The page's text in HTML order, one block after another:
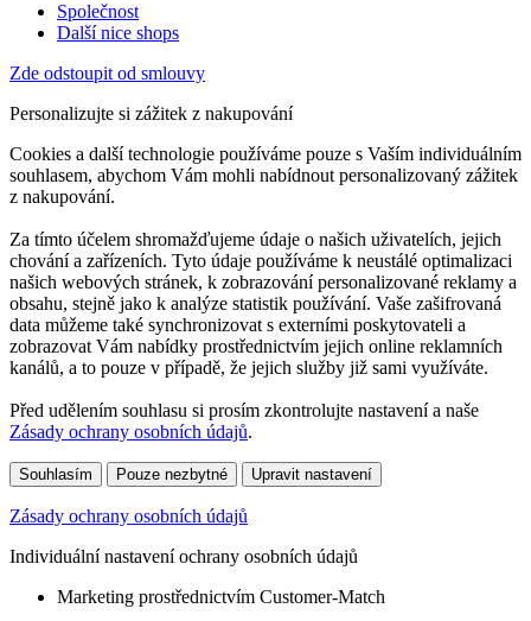
Společnost
Další nice shops
Zde odstoupit od smlouvy
Personalizujte si zážitek z nakupování
Cookies a další technologie používáme pouze s Vaším individuálním
souhlasem, abychom Vám mohli nabídnout personalizovaný zážitek
z nakupování.
Za tímto účelem shromažďujeme údaje o našich uživatelích, jejich
chování a zařízeních. Tyto údaje používáme k neustálé optimalizaci
našich webových stránek, k zobrazování personalizované reklamy a
obsahu, stejně jako k analýze statistik používání. Vaše zašifrovaná
data můžeme také synchronizovat s externími poskytovateli a
zobrazovat Vám nabídky prostřednictvím jejich online reklamních
kanálů, a to pouze v případě, že jejich služby již sami využíváte.
Před udělením souhlasu si prosím zkontrolujte nastavení a naše
Zásady ochrany osobních údajů.
Souhlasím Pouze nezbytné Upravit nastavení
Zásady ochrany osobních údajů
Individuální nastavení ochrany osobních údajů
Marketing prostřednictvím Customer-Match